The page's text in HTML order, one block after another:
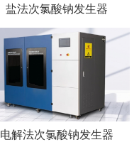
盐法次氯酸钠发生器
电解法次氯酸钠发生器